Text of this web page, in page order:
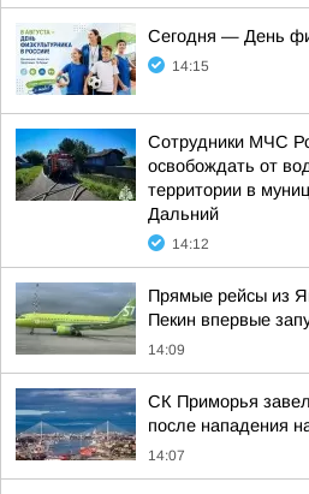
Сегодня — День
14:15
Сотрудники МЧС
освобождать от
территории в
Дальний
14:12
Прямые рейсы из
Пекин впервые
14:09
СК Приморья
после нападения
14:07